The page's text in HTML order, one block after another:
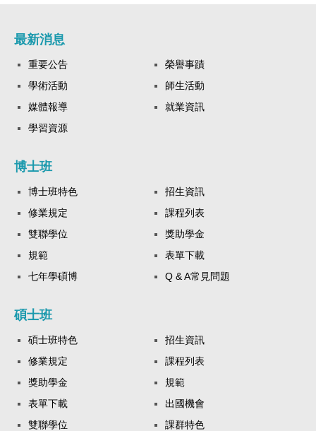
最新消息
重要公告
榮譽事蹟
學術活動
師生活動
媒體報導
就業資訊
學習資源
博士班
博士班特色
招生資訊
修業規定
課程列表
雙聯學位
獎助學金
規範
表單下載
七年學碩博
Q & A常見問題
碩士班
碩士班特色
招生資訊
修業規定
課程列表
獎助學金
規範
表單下載
出國機會
雙聯學位
課群特色